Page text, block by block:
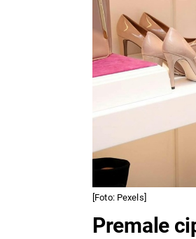
[Foto: Pexels]
Premale